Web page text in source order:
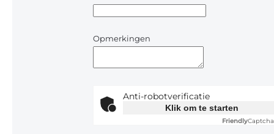
Opmerkingen
Anti-robotverificatie
Klik om te starten
Friendly